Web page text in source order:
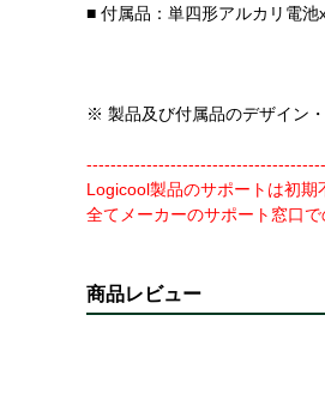
■ 付属品：単四形アルカリ電
※ 製品及び付属品のデザイン
Logicool製品のサポートは初期
全てメーカーのサポート窓口で
商品レビュー